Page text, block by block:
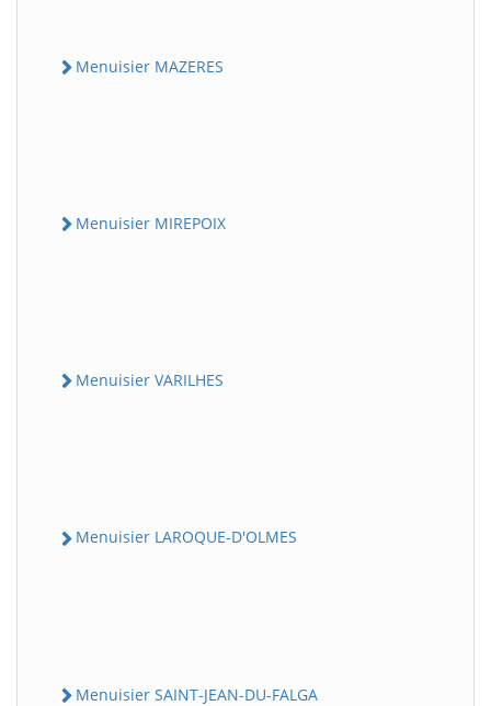
Menuisier MAZERES
Menuisier MIREPOIX
Menuisier VARILHES
Menuisier LAROQUE-D'OLMES
Menuisier SAINT-JEAN-DU-FALGA